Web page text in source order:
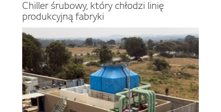
Chiller śrubowy, który chłodzi linię
produkcyjną fabryki